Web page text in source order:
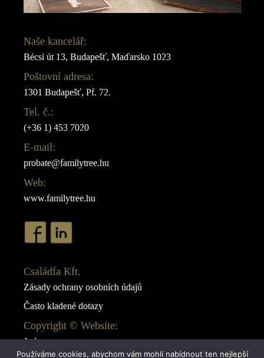
Naše kancelář:
Bécsi út 13, Budapešť, Maďarsko 1023
Poštovní adresa:
1301 Budapešť, Pf. 72.
Tel. č.:
(+36 1) 453 7020
E-mail:
probate@familytree.hu
Web:
www.familytree.hu
Családfa Kft.
Zásady ochrany osobních údajů
Často kladené dotazy
Copyright © Website:
Juda
Používáme cookies, abychom vám mohli nabídnout ten nejlepší